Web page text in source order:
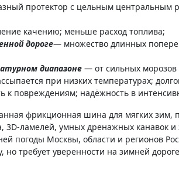
протектор с цельным центральным
качению; меньше расход топлива;
дороге— множество длинных
диапазоне — от сильных морозов
при низких температурах;
к повреждениям; надёжность в
фрикционная шина для мягких зим,
3D-ламелей, умных дренажных
погоды Москвы, области и регионов
требует уверенности на зимней